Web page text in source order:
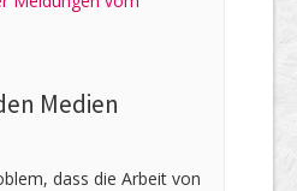
Medien
dass die Arbeit von